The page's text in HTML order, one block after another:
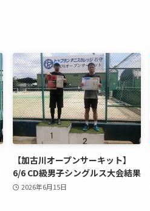
【加古川オープンサーキット】
6/6 CD級男子シングルス大会結果
2026年6月15日